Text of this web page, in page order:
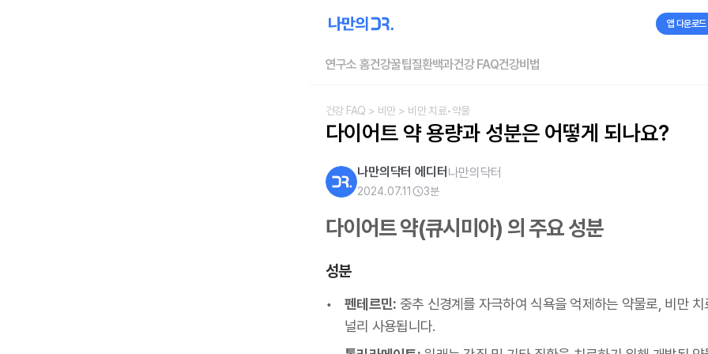
앱 다운로드
연구소 홈건강꿀팁질환백과건강 FAQ건강비법
건강 FAQ > 비만> 비만 치료•약물
다이어트 약 용량과 성분은 어떻게 되나요?
나만의닥터 에디터 나만의닥터
2024.07.11 3분
다이어트 약(큐시미아) 의 주요 성분
성분
펜테르민: 중추 신경계를 자극하여 식욕을 억제하는 약물로, 비만 치
널리 사용됩니다.